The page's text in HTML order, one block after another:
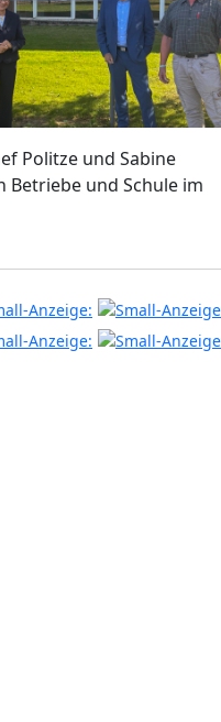
Politze und Sabine
Betriebe und Schule im